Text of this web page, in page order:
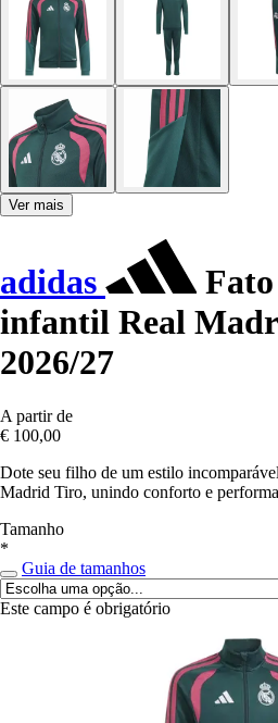
Ver mais
adidas
infantil Real
2026/27
A partir de
€ 100,00
Dote seu filho de um estilo
Madrid Tiro, unindo conforto e
Tamanho
*
Guia de tamanhos
Este campo é obrigatório